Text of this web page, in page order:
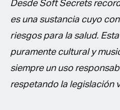
Desde Soft Secrets
es una sustancia cuyo
riesgos para la salud.
puramente cultural y
siempre un uso
respetando la legislación